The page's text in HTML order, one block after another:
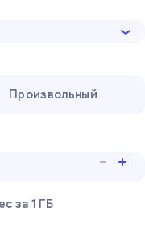
Произвольный
за 1 ГБ